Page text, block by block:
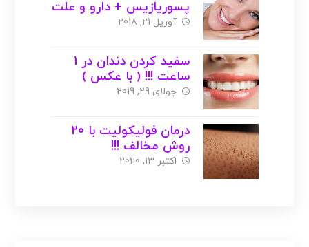
پسوریازیس + دارو و علت
( با عکس )
آوریل 21, 2018
سفید کردن دندان در 1
ساعت !!! ( با عکس )
جولای 29, 2019
درمان فولیکولیت با 20
روش مخالف !!!
اکتبر 13, 2020